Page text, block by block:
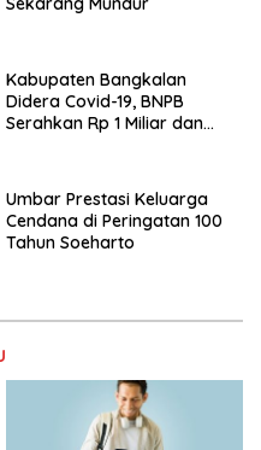
Kabupaten Bangkalan
Didera Covid-19, BNPB
Serahkan Rp 1 Miliar dan
Umbar Prestasi Keluarga
Cendana di Peringatan 100
Tahun Soeharto